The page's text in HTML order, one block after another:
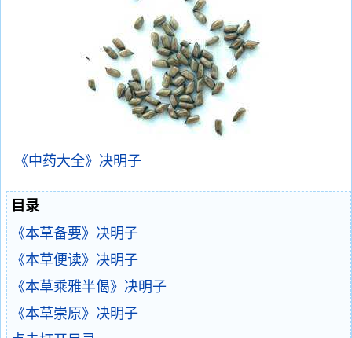
《中药大全》决明子
目录
《本草备要》决明子
《本草便读》决明子
《本草乘雅半偈》决明子
《本草崇原》决明子